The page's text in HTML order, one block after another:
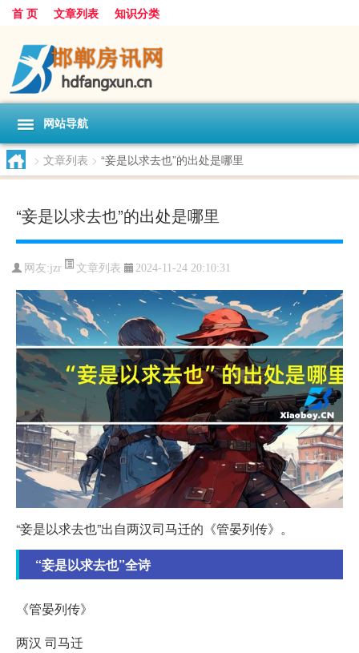
首 页 文章列表 知识分类
网站导航
> 文章列表 > “妾是以求去也”的出处是哪里
“妾是以求去也”的出处是哪里
网友:jzr 文章列表 2024-11-24 20:10:31
“妾是以求去也”出自两汉司马迁的《管晏列传》。
“妾是以求去也”全诗
《管晏列传》
两汉 司马迁